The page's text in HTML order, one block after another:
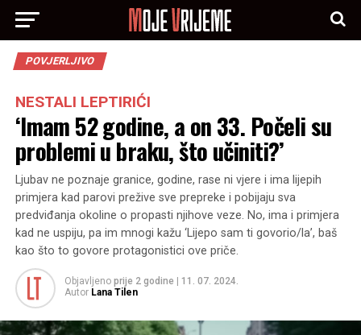
POVJERLJIVO
NESTALI LEPTIRIĆI
‘Imam 52 godine, a on 33. Počeli su
problemi u braku, što učiniti?’
Ljubav ne poznaje granice, godine, rase ni vjere i ima lijepih
primjera kad parovi prežive sve prepreke i pobijaju sva
predviđanja okoline o propasti njihove veze. No, ima i primjera
kad ne uspiju, pa im mnogi kažu ‘Lijepo sam ti govorio/la’, baš
kao što to govore protagonistici ove priče.
Objavljeno prije 2 godine
11. 07. 2024.
Autor Lana Tilen